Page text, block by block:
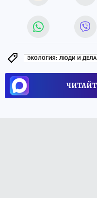
ЭКОЛОГИЯ: ЛЮДИ И ДЕЛА